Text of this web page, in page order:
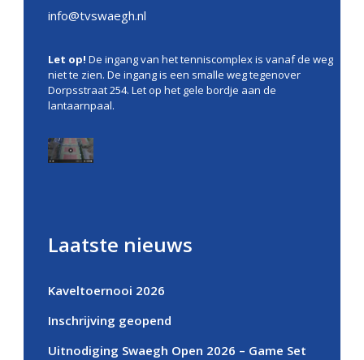
info@tvswaegh.nl
Let op! De ingang van het tenniscomplex is vanaf de weg
niet te zien. De ingang is een smalle weg tegenover
Dorpsstraat 254. Let op het gele bordje aan de
lantaarnpaal.
Laatste nieuws
Kaveltoernooi 2026
Inschrijving geopend
Uitnodiging Swaegh Open 2026 – Game Set